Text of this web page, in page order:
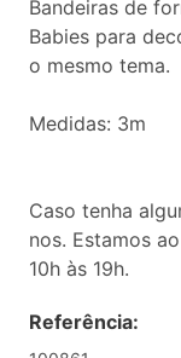
Bandeiras de
Babies para
o mesmo tema.
Medidas: 3m
Caso tenha
nos. Estamos
10h às 19h.
Referência: